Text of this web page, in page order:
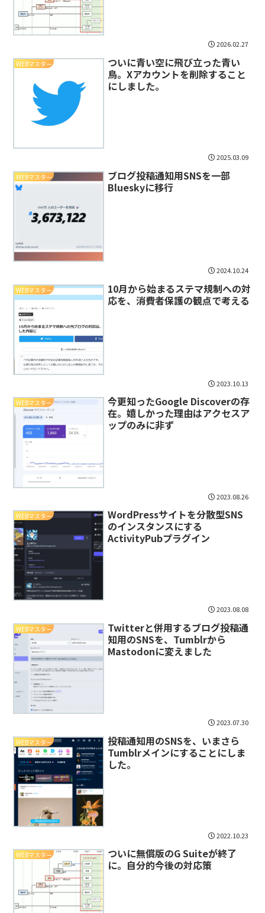
2026.02.27
WEBマスター
ついに青い空に飛び立った青い
鳥。Xアカウントを削除すること
にしました。
2025.03.09
WEBマスター
ブログ投稿通知用SNSを一部
Blueskyに移行
2024.10.24
WEBマスター
10月から始まるステマ規制への対
応を、消費者保護の観点で考える
2023.10.13
WEBマスター
今更知ったGoogle Discoverの存
在。嬉しかった理由はアクセスア
ップのみに非ず
2023.08.26
WEBマスター
WordPressサイトを分散型SNS
のインスタンスにする
ActivityPubプラグイン
2023.08.08
WEBマスター
Twitterと併用するブログ投稿通
知用のSNSを、Tumblrから
Mastodonに変えました
2023.07.30
WEBマスター
投稿通知用のSNSを、いまさら
Tumblrメインにすることにしま
した。
2022.10.23
WEBマスター
ついに無償版のG Suiteが終了
に。自分的今後の対応策